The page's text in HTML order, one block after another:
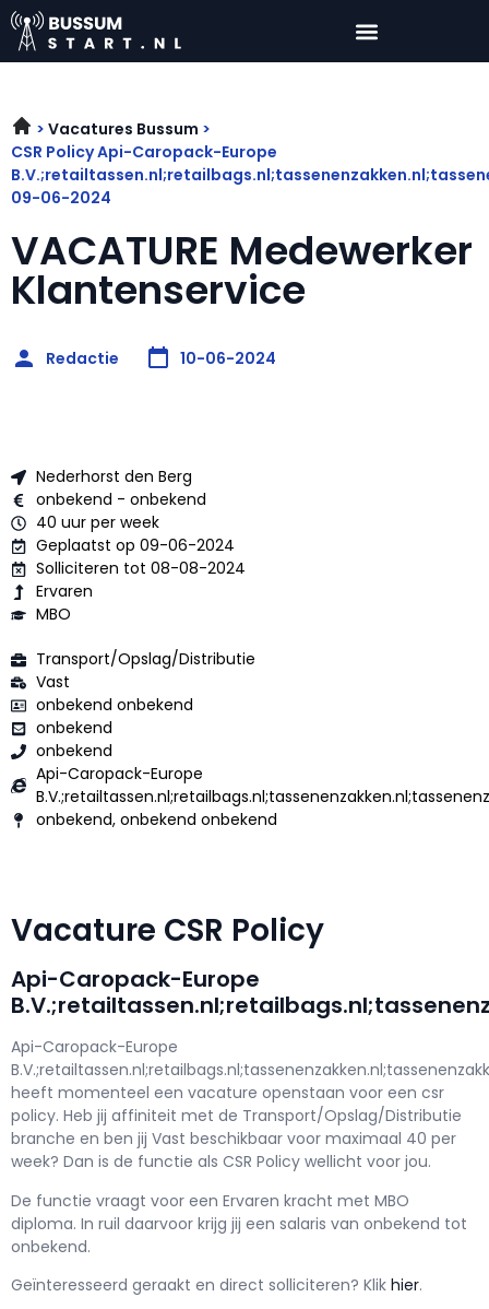
Vacatures Bussum
CSR Policy Api-Caropack-Europe
09-06-2024
VACATURE Medewerker
Klantenservice
Redactie 10-06-2024
Nederhorst den Berg
onbekend - onbekend
40 uur per week
Geplaatst op 09-06-2024
Solliciteren tot 08-08-2024
Ervaren
MBO
Transport/Opslag/Distributie
Vast
onbekend onbekend
onbekend
onbekend
Api-Caropack-Europe
onbekend, onbekend onbekend
Vacature CSR Policy
Api-Caropack-Europe
Api-Caropack-Europe
heeft momenteel een vacature openstaan voor een csr
policy. Heb jij affiniteit met de Transport/Opslag/Distributie
branche en ben jij Vast beschikbaar voor maximaal 40 per
week? Dan is de functie als CSR Policy wellicht voor jou.
De functie vraagt voor een Ervaren kracht met MBO
diploma. In ruil daarvoor krijg jij een salaris van onbekend tot
onbekend.
Geïnteresseerd geraakt en direct solliciteren? Klik hier.